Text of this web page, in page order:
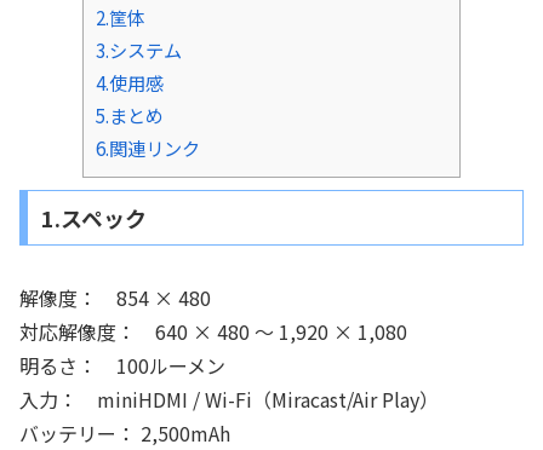
2.筐体
3.システム
4.使用感
5.まとめ
6.関連リンク
1.スペック
解像度： 854 × 480
対応解像度： 640 × 480 ～ 1,920 × 1,080
明るさ： 100ルーメン
入力： miniHDMI / Wi-Fi（Miracast/Air Play）
バッテリー： 2,500mAh